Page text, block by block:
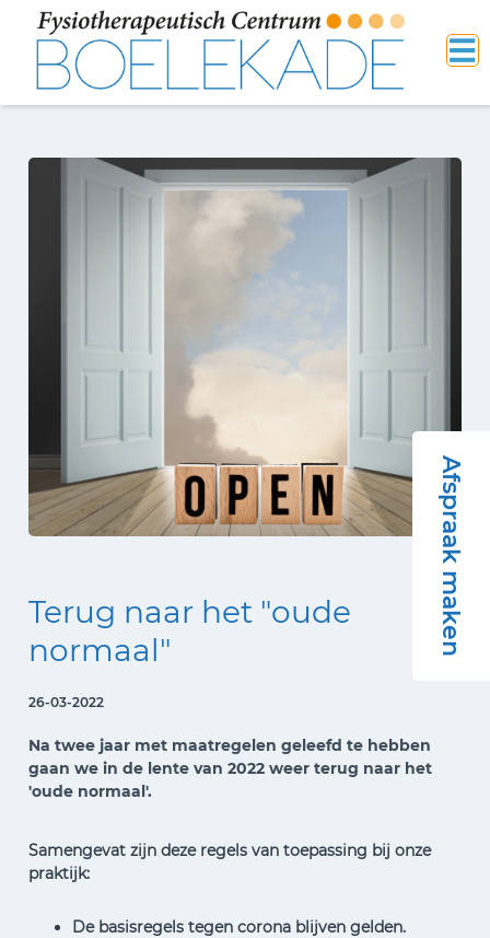
Afspraak maken
Terug naar het "oude
normaal"
26-03-2022
Na twee jaar met maatregelen geleefd te hebben
gaan we in de lente van 2022 weer terug naar het
'oude normaal'.
Samengevat zijn deze regels van toepassing bij onze
praktijk:
De basisregels tegen corona blijven gelden.